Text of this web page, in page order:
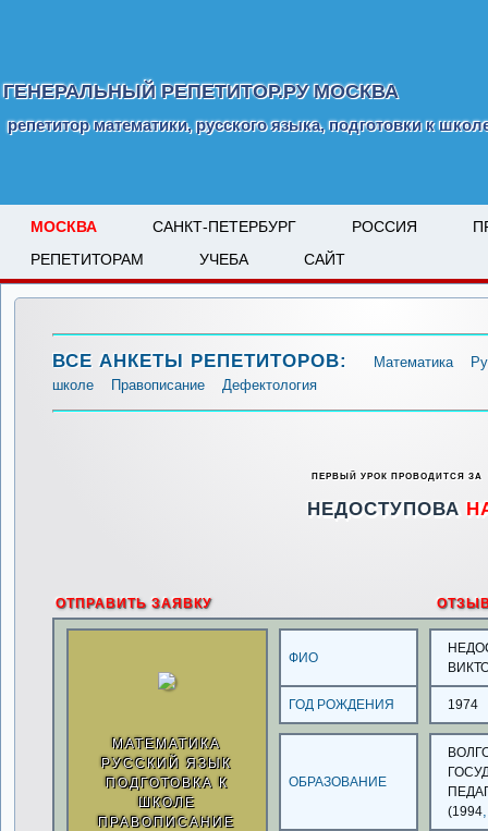
ГЕНЕРАЛЬНЫЙ РЕПЕТИТОР.РУ МОСКВА
репетитор математики, русского языка, подготовки к
МОСКВА САНКТ-ПЕТЕРБУРГ РОССИЯ
РЕПЕТИТОРАМ
УЧЕБА САЙТ
ВСЕ АНКЕТЫ РЕПЕТИТОРОВ: Математика
школе
Правописание Дефектология
ПЕРВЫЙ УРОК ПРОВОДИТСЯ ЗА
НЕДОСТУПОВА
ОТПРАВИТЬ ЗАЯВКУ
МАТЕМАТИКА
РУССКИЙ ЯЗЫК
ПОДГОТОВКА К
ШКОЛЕ
ПРАВОПИСАНИЕ
ФИО
ГОД РОЖДЕНИЯ 1974
ОБРАЗОВАНИЕ
(1994,